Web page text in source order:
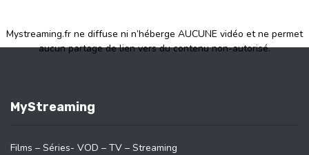
Mystreaming.fr ne diffuse ni n’héberge AUCUNE vidéo et ne permet
aucun partage de lien vers du contenu non-autorisé.
MyStreaming
Films – Séries- VOD – TV – Streaming